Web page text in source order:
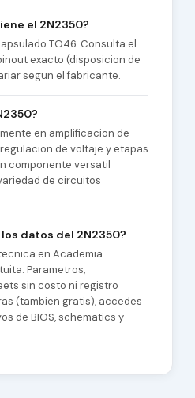
el 2N2350?
TO46. Consulta el
exacto (disposicion de
segun el fabricante.
en amplificacion de
de voltaje y etapas
componente versatil
de circuitos
datos del 2N2350?
en Academia
Parametros,
sin costo ni registro
(tambien gratis), accedes
de BIOS, schematics y